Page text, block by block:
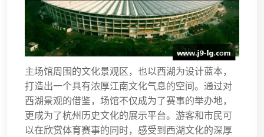
主场馆周围的文化景观区，也以西湖为设计蓝本，
打造出一个具有浓厚江南文化气息的空间。通过对
西湖景观的借鉴，场馆不仅成为了赛事的举办地，
更成为了杭州历史文化的展示平台。游客和市民可
以在欣赏体育赛事的同时，感受到西湖文化的深厚